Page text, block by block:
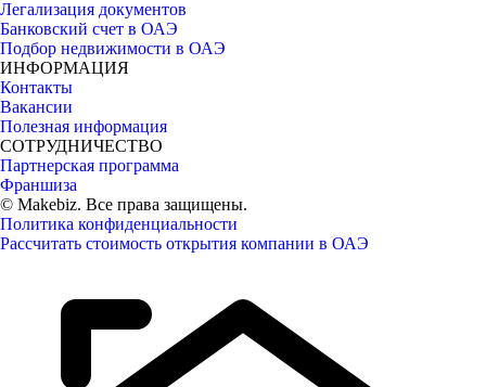
Легализация документов
Банковский счет в ОАЭ
Подбор недвижимости в ОАЭ
ИНФОРМАЦИЯ
Контакты
Вакансии
Полезная информация
СОТРУДНИЧЕСТВО
Партнерская программа
Франшиза
© Makebiz. Все права защищены.
Политика конфиденциальности
Рассчитать стоимость открытия компании в ОАЭ